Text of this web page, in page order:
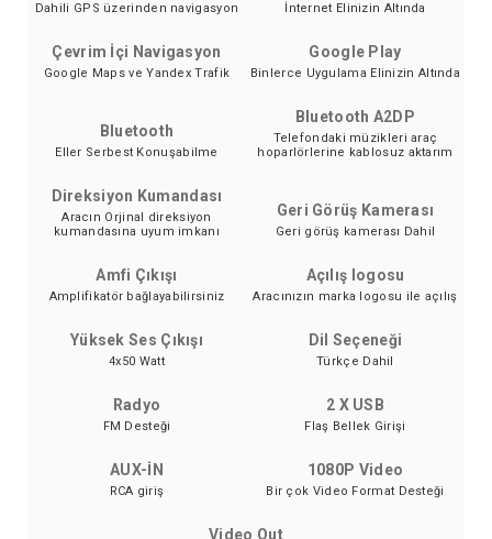
Dahili GPS üzerinden navigasyon İnternet Elinizin Altında
Çevrim İçi Navigasyon
Google Maps ve Yandex Trafik
Google Play
Binlerce Uygulama Elinizin Altında
Bluetooth
Eller Serbest Konuşabilme
Bluetooth A2DP
Telefondaki müzikleri araç
hoparlörlerine kablosuz aktarım
Direksiyon Kumandası
Aracın Orjinal direksiyon
kumandasına uyum imkanı
Geri Görüş Kamerası
Geri görüş kamerası Dahil
Amfi Çıkışı
Amplifikatör bağlayabilirsiniz
Açılış logosu
Aracınızın marka logosu ile açılış
Yüksek Ses Çıkışı
4x50 Watt
Dil Seçeneği
Türkçe Dahil
Radyo
FM Desteği
2 X USB
Flaş Bellek Girişi
AUX-İN
RCA giriş
1080P Video
Bir çok Video Format Desteği
Video Out